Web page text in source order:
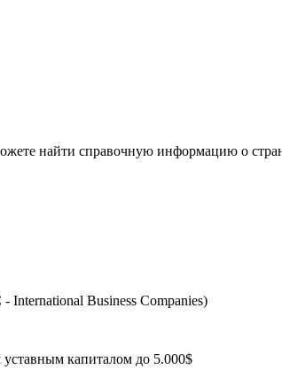
найти справочную информацию о
Business Companies)
капиталом до 5.000$